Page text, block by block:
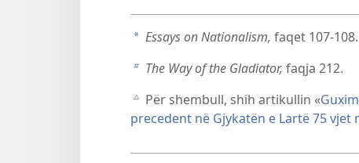
a Essays on Nationalism, faqet 107-108.
b The Way of the Gladiator, faqja 212.
c Për shembull, shih artikullin «
precedent në Gjykatën e Lartë 75 vjet